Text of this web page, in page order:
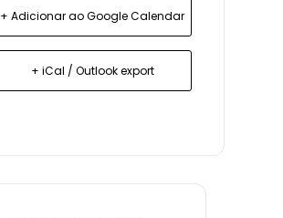
+ Adicionar ao Google Calendar
+ iCal / Outlook export